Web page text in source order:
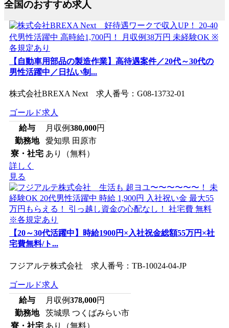
全国のおすすめ求人
【自動車用部品の製造作業】高待遇案件／20代～30代の
男性活躍中／日払い制...
株式会社BREXA Next 求人番号：G08-13732-01
ゴールド求人
給与
月収例380,000円
勤務地
愛知県 田原市
寮・社宅 あり（無料）
詳しく
見る
【20～30代活躍中】時給1900円×入社祝金総額55万円×社
宅費無料/ト...
フジアルテ株式会社 求人番号：TB-10024-04-JP
ゴールド求人
給与
月収例378,000円
勤務地
茨城県 つくばみらい市
寮・社宅 あり（無料）